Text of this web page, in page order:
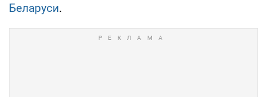
Беларуси.